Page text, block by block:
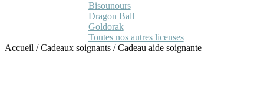
Bisounours
Dragon Ball
Goldorak
Toutes nos autres licenses
Accueil /Cadeaux soignants /Cadeau aide soignante